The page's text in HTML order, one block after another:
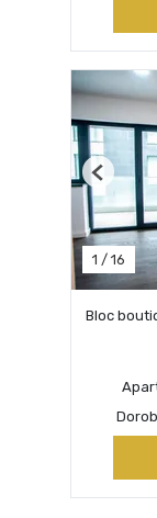
1 / 16
Previous
Bloc